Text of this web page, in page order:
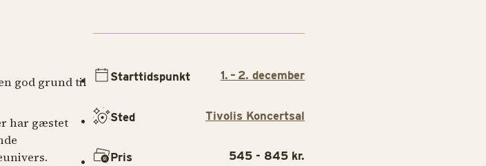
god grund til
har gæstet
Starttidspunkt 1. – 2. december
Sted Tivolis Koncertsal
Pris 545 - 845 kr.